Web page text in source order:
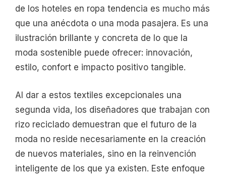
de los hoteles en ropa tendencia es mucho más
que una anécdota o una moda pasajera. Es una
ilustración brillante y concreta de lo que la
moda sostenible puede ofrecer: innovación,
estilo, confort e impacto positivo tangible.
Al dar a estos textiles excepcionales una
segunda vida, los diseñadores que trabajan con
rizo reciclado demuestran que el futuro de la
moda no reside necesariamente en la creación
de nuevos materiales, sino en la reinvención
inteligente de los que ya existen. Este enfoque